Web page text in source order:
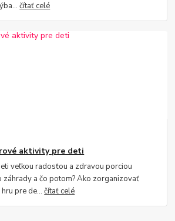
čítať celé
aktivity pre deti
veľkou radosťou a zdravou porciou
záhrady a čo potom? Ako zorganizovať
hru pre de...čítať celé